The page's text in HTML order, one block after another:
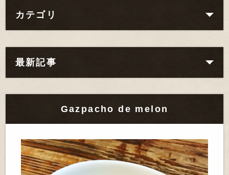
カテゴリ
最新記事
Gazpacho de melon